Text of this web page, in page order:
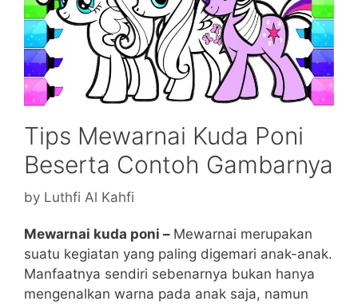
Tips Mewarnai Kuda Poni
Beserta Contoh Gambarnya
by Luthfi Al Kahfi
Mewarnai kuda poni – Mewarnai merupakan
suatu kegiatan yang paling digemari anak-anak.
Manfaatnya sendiri sebenarnya bukan hanya
mengenalkan warna pada anak saja, namun